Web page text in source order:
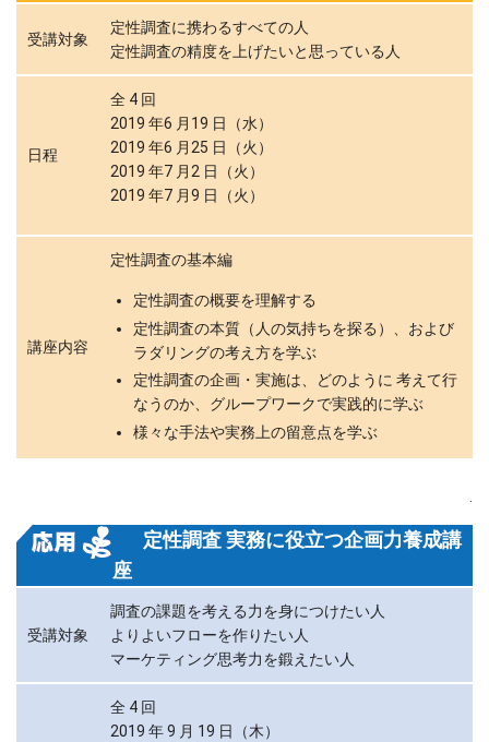
受講対象
定性調査に携わるすべての人
定性調査の精度を上げたいと思っている人
日程
全 4 回
2019 年6 月19 日（水）
2019 年6 月25 日（火）
2019 年7 月2 日（火）
2019 年7 月9 日（火）
講座内容
定性調査の基本編
定性調査の概要を理解する
定性調査の本質（人の気持ちを探る）、および
ラダリングの考え方を学ぶ
定性調査の企画・実施は、どのように 考えて行
なうのか、グループワークで実践的に学ぶ
様々な手法や実務上の留意点を学ぶ
定性調査 実務に役立つ企画力養成講
座
受講対象
調査の課題を考える力を身につけたい人
よりよいフローを作りたい人
マーケティング思考力を鍛えたい人
全 4 回
2019 年 9 月 19 日（木）